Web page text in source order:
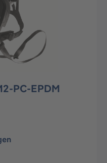
PC-EPDM